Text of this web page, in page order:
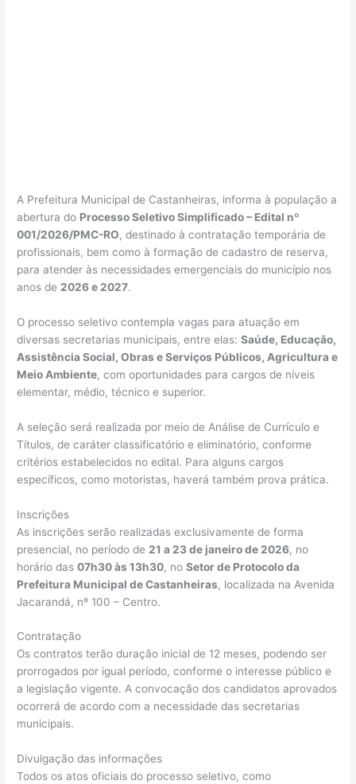
A Prefeitura Municipal de Castanheiras, informa à população a
abertura do Processo Seletivo Simplificado – Edital nº
001/2026/PMC-RO, destinado à contratação temporária de
profissionais, bem como à formação de cadastro de reserva,
para atender às necessidades emergenciais do município nos
anos de 2026 e 2027.
O processo seletivo contempla vagas para atuação em
diversas secretarias municipais, entre elas:Saúde, Educação,
Assistência Social, Obras e Serviços Públicos, Agricultura e
Meio Ambiente, com oportunidades para cargos de níveis
elementar, médio, técnico e superior.
A seleção será realizada por meio de Análise de Currículo e
Títulos, de caráter classificatório e eliminatório, conforme
critérios estabelecidos no edital. Para alguns cargos
específicos, como motoristas, haverá também prova prática.
Inscrições
As inscrições serão realizadas exclusivamente de forma
presencial, no período de 21 a 23 de janeiro de 2026, no
horário das07h30 às 13h30, noSetor de Protocolo da
Prefeitura Municipal de Castanheiras, localizada na Avenida
Jacarandá, nº 100 – Centro.
Contratação
Os contratos terão duração inicial de 12 meses, podendo ser
prorrogados por igual período, conforme o interesse público e
a legislação vigente. A convocação dos candidatos aprovados
ocorrerá de acordo com a necessidade das secretarias
municipais.
Divulgação das informações
Todos os atos oficiais do processo seletivo, como